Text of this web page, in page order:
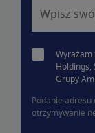
Wyrażam
Holdings,
Grupy
Podanie adresu
otrzymywanie